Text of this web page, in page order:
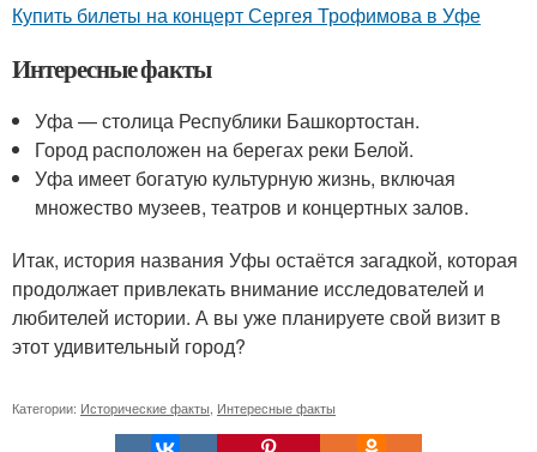
Купить билеты на концерт Сергея Трофимова в Уфе
Интересные факты
Уфа — столица Республики Башкортостан.
Город расположен на берегах реки Белой.
Уфа имеет богатую культурную жизнь, включая
множество музеев, театров и концертных залов.
Итак, история названия Уфы остаётся загадкой, которая
продолжает привлекать внимание исследователей и
любителей истории. А вы уже планируете свой визит в
этот удивительный город?
Категории: Исторические факты Интересные факты